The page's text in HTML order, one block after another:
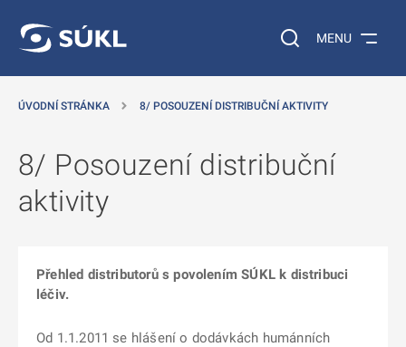
Vyhledávání na
MENU
ÚVODNÍ STRÁNKA 8/ POSOUZENÍ DISTRIBUČNÍ AKTIVITY
8/ Posouzení distribuční
aktivity
Přehled distributorů s povolením SÚKL k distribuci
léčiv.
Od 1.1.2011 se hlášení o dodávkách humánních